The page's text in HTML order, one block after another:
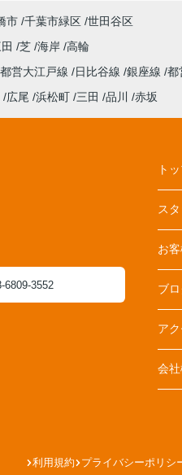
市 千葉市緑区 世田谷区
芝 海岸 高輪
都営大江戸線 日比谷線 銀座線 都
広尾 浜松町 三田 品川 赤坂
6809-3552
ト
ス
お
ブ
ア
会
利用規約 プライバシーポリシ